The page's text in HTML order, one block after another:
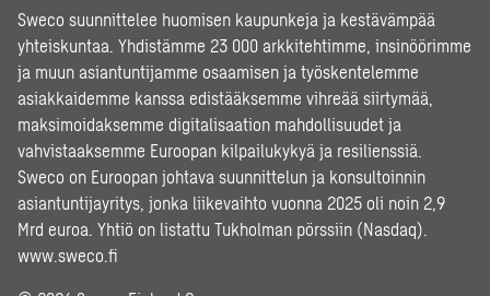
Sweco suunnittelee huomisen kaupunkeja ja kestävämpää
yhteiskuntaa. Yhdistämme 23 000 arkkitehtimme, insinöörimme
ja muun asiantuntijamme osaamisen ja työskentelemme
asiakkaidemme kanssa edistääksemme vihreää siirtymää,
maksimoidaksemme digitalisaation mahdollisuudet ja
vahvistaaksemme Euroopan kilpailukykyä ja resilienssiä.
Sweco on Euroopan johtava suunnittelun ja konsultoinnin
asiantuntijayritys, jonka liikevaihto vuonna 2025 oli noin 2,9
Mrd euroa. Yhtiö on listattu Tukholman pörssiin (Nasdaq).
www.sweco.fi